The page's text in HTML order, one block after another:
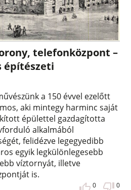
telefonközpont –
építészeti
a 150 évvel ezelőtt
aki mintegy harminc saját
épülettel gazdagította
alkalmából
felidézve legegyedibb
egyik legkülönlegesebb
víztornyát, illetve
is.
0 0